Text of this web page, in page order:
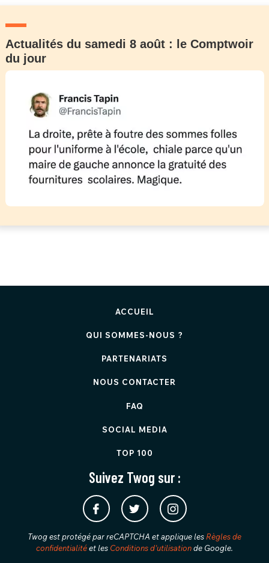
Actualités du samedi 8 août : le Comptwoir
du jour
ACCUEIL
QUI SOMMES-NOUS ?
PARTENARIATS
NOUS CONTACTER
FAQ
SOCIAL MEDIA
TOP 100
Suivez Twog sur :
Twog est protégé par reCAPTCHA et applique les Règles de
confidentialitéet les Conditions d'utilisationde Google.